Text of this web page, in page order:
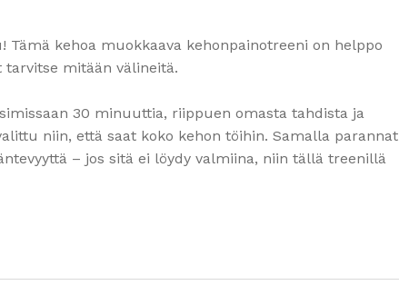
kehoa muokkaava kehonpainotreeni on helppo
tarvitse mitään välineitä.
30 minuuttia, riippuen omasta tahdista ja
niin, että saat koko kehon töihin. Samalla parannat
– jos sitä ei löydy valmiina, niin tällä treenillä